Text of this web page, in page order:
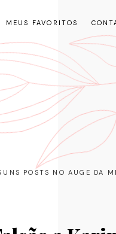
MEUS FAVORITOS
POSTS NO AUGE DA